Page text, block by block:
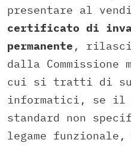
presentare al
certificato di
permanente ,
dalla Commissione
cui si tratti di
informatici, se il
standard non
legame funzionale,